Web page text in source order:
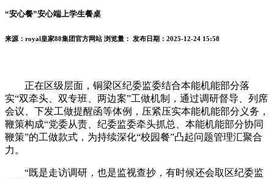
“安心餐”安心端上学生餐桌
来源：royal皇家88集团官方网站 浏览量： 发布日期：2025-12-24 15:58
正在区级层面，铜梁区纪委监委结合本能机能部分落
实“双牵头、双专班、两边案”工做机制，通过调研督导、列席
会议、下发工做提醒函等体例，压紧压实本能机能部分义务，
鞭策构成“党委从责、纪委监委牵头抓总、本能机能部分协同
鞭策”的工做款式，为持续深化“校园餐”凸起问题管理汇聚合
力。
“既是走访调研，也是监视查抄，有时候还会取区纪委监